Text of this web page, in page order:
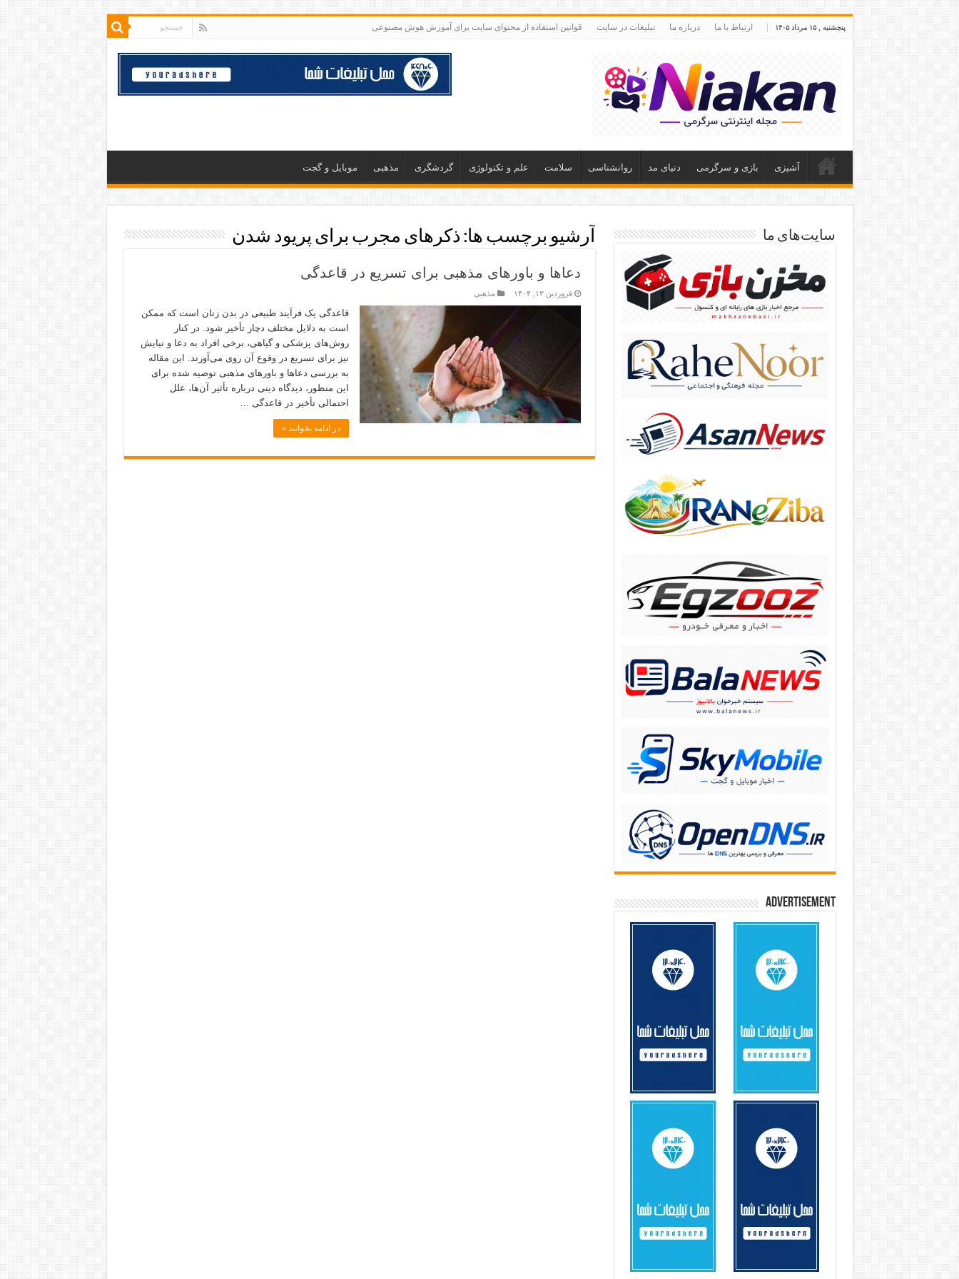
پنجشنبه , ۱۵ مرداد ۱۴۰۵ ارتباط با ما درباره ما تبلیغات در سایت قوانین استفاده از محتوای سایت برای آموزش هوش مصنوعی
آشپزی بازی و سرگرمی دنیای مد روانشناسی سلامت علم و تکنولوژی گردشگری مذهبی موبایل و گجت
آرشیو برچسب ها: ذکرهای مجرب برای پریود شدن
دعاها و باورهای مذهبی برای تسریع در قاعدگی
فروردین ۱۳, ۱۴۰۴ مذهبی
قاعدگی یک فرآیند طبیعی در بدن زنان است که ممکن
است به دلایل مختلف دچار تأخیر شود. در کنار
روش‌های پزشکی و گیاهی، برخی افراد به دعا و نیایش
نیز برای تسریع در وقوع آن روی می‌آورند. این مقاله
به بررسی دعاها و باورهای مذهبی توصیه شده برای
این منظور، دیدگاه دینی درباره تأثیر آن‌ها، علل
احتمالی تأخیر در قاعدگی …
در ادامه بخوانید »
سایت‌های ما
Advertisement